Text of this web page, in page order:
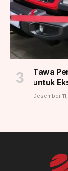
Tawa
untuk
Desember